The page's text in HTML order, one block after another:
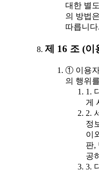
대한 별
의 방법
따릅니다.
제 16 조 (이
① 이용자
의 행위
1.
게
2.
정
이
판,
공
3.